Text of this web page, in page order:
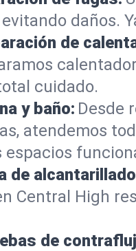
daños.
de
cuidado.
y baño: Desde
atendemos
de
Central High
de